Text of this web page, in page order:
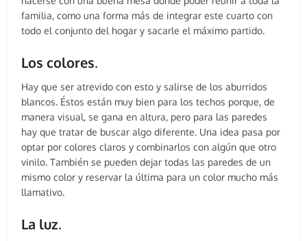
familia, como una forma más de integrar este cuarto con
todo el conjunto del hogar y sacarle el máximo partido.
Los colores.
Hay que ser atrevido con esto y salirse de los aburridos
blancos. Éstos están muy bien para los techos porque, de
manera visual, se gana en altura, pero para las paredes
hay que tratar de buscar algo diferente. Una idea pasa por
optar por colores claros y combinarlos con algún que otro
vinilo. También se pueden dejar todas las paredes de un
mismo color y reservar la última para un color mucho más
llamativo.
La luz.